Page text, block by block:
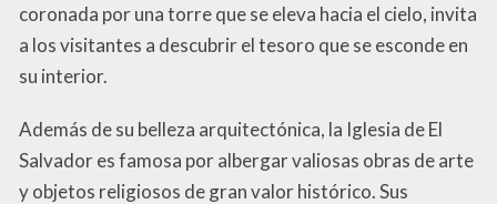
coronada por una torre que se eleva hacia el cielo, invita
a los visitantes a descubrir el tesoro que se esconde en
su interior.
Además de su belleza arquitectónica, la Iglesia de El
Salvador es famosa por albergar valiosas obras de arte
y objetos religiosos de gran valor histórico. Sus